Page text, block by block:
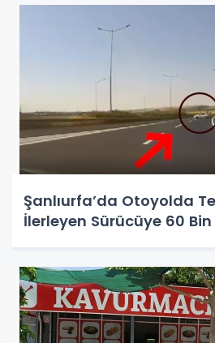
Şanlıurfa’da Otoyolda
İlerleyen Sürücüye 60 Bin